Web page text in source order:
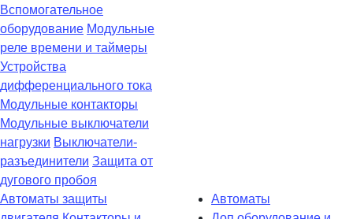
Вспомогательное
оборудование Модульные
реле времени и таймеры
Устройства
дифференциального тока
Модульные контакторы
Модульные выключатели
нагрузки Выключатели-
разъединители Защита от
дугового пробоя
Автоматы защиты
Автоматы